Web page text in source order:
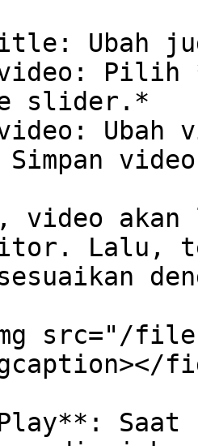
Ubah
Pilih
slider.*
Ubah
video akan
Lalu,
src="/files/
Saat